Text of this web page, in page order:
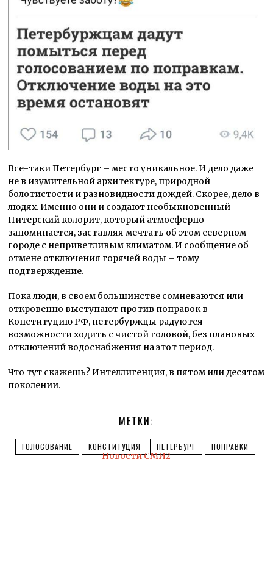
Все-таки Петербург – место уникальное. И дело даже
не в изумительной архитектуре, природной
болотистости и разновидности дождей. Скорее, дело в
людях. Именно они и создают необыкновенный
Питерский колорит, который атмосферно
запоминается, заставляя мечтать об этом северном
городе с неприветливым климатом. И сообщение об
отмене отключения горячей воды – тому
подтверждение.
Пока люди, в своем большинстве сомневаются или
откровенно выступают против поправок в
Конституцию РФ, петербуржцы радуются
возможности ходить с чистой головой, без плановых
отключений водоснабжения на этот период.
Что тут скажешь? Интеллигенция, в пятом или десятом
поколении.
МЕТКИ:
ГОЛОСОВАНИЕ КОНСТИТУЦИЯ ПЕТЕРБУРГ ПОПРАВКИ
Новости СМИ2